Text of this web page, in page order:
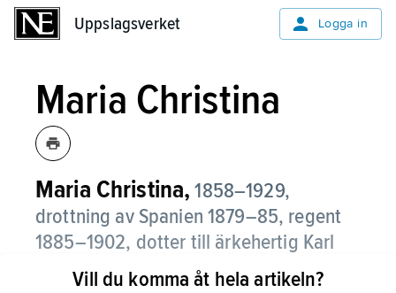
Uppslagsverket Logga in
Maria Christina
Maria Christina, 1858–1929,
drottning av Spanien 1879–85, regent
1885–1902, dotter till ärkehertig Karl
Ferdinand ( 1818–74 ) av Österrike.
Vill du komma åt hela artikeln?